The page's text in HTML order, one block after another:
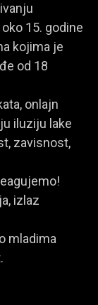
15. godine
kojima je
od 18
onlajn
iluziju lake
zavisnost,
izlaz
mladima